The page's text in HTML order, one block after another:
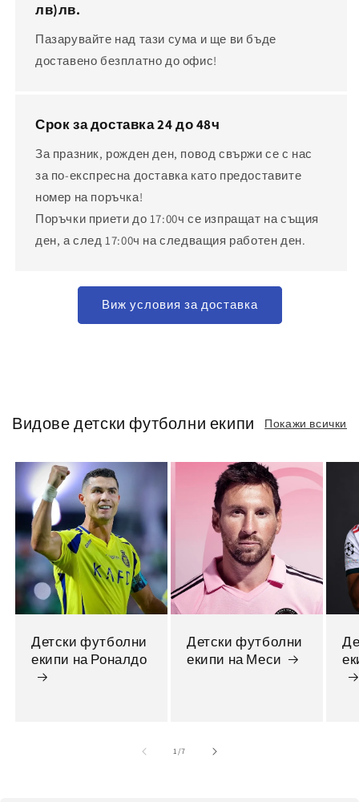
лв)лв.
Пазарувайте над тази сума и ще ви бъде
доставено безплатно до офис!
Срок за доставка 24 до 48ч
За празник, рожден ден, повод свържи се с нас
за по-експресна доставка като предоставите
номер на поръчка!
Поръчки приети до 17:00ч се изпращат на същия
ден, а след 17:00ч на следващия работен ден.
Виж условия за доставка
Видове детски футболни екипи Покажи всички
Детски футболни
екипи на Роналдо
Детски футболни
екипи на Меси
1/от
7